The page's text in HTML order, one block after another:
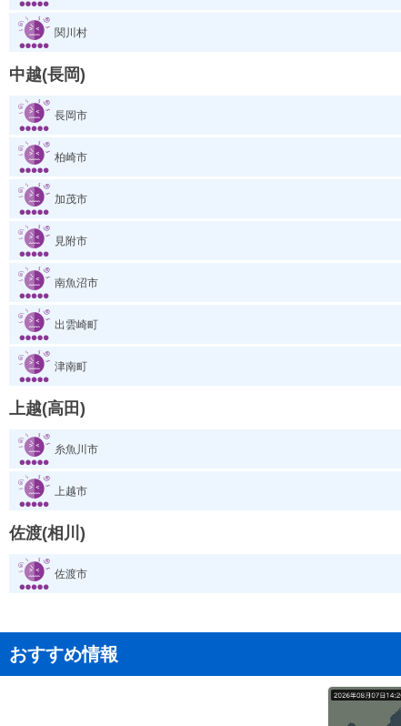
関川村
中越(長岡)
長岡市
柏崎市
加茂市
見附市
南魚沼市
出雲崎町
津南町
上越(高田)
糸魚川市
上越市
佐渡(相川)
佐渡市
おすすめ情報